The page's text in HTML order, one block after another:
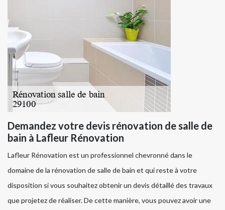
Demandez votre devis rénovation de salle de
bain à Lafleur Rénovation
Lafleur Rénovation est un professionnel chevronné dans le
domaine de la rénovation de salle de bain et qui reste à votre
disposition si vous souhaitez obtenir un devis détaillé des travaux
que projetez de réaliser. De cette manière, vous pouvez avoir une